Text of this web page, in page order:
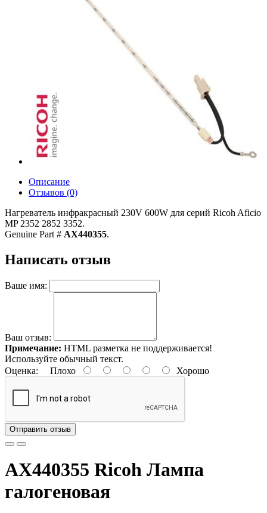
Описание
Отзывов (0)
Нагреватель инфракрасный 230V 600W для серий Ricoh Aficio
MP 2352 2852 3352.
Genuine Part # AX440355.
Написать отзыв
Ваше имя:
Ваш отзыв:
Примечание: HTML разметка не поддерживается!
Используйте обычный текст.
Оценка: Плохо Хорошо
Отправить отзыв
AX440355 Ricoh Лампа
галогеновая